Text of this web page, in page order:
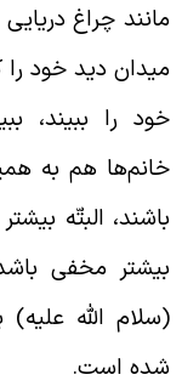
چراغ دریایی
دید خود را
را ببیند،
هم به
البتّه
مخفی باشد.
الله
است.